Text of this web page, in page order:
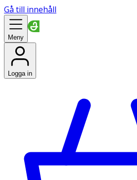
Gå till innehåll
Meny
Logga in